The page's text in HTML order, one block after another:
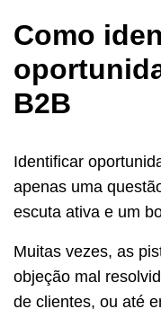
Como
B2B
Identificar
apenas uma
escuta ativa e um
Muitas vezes, as
objeção mal
de clientes, ou até